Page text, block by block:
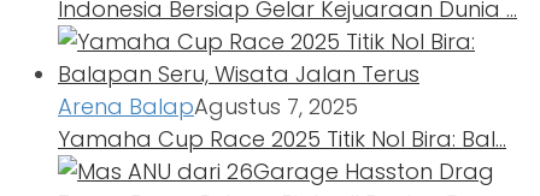
Indonesia Bersiap Gelar Kejuaraan Dunia …
Arena BalapAgustus 7, 2025
Yamaha Cup Race 2025 Titik Nol Bira: Bal…